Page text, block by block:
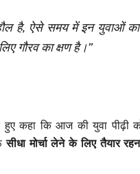
है, ऐसे समय में इन युवाओं
गौरव का क्षण है।”
कहा कि आज की युवा पीढ़ी
सीधा मोर्चा लेने के लिए तैयार